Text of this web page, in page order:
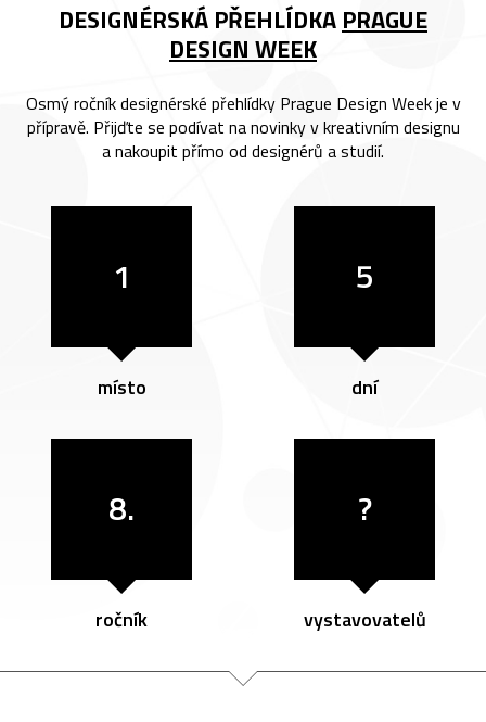
DESIGNÉRSKÁ PŘEHLÍDKA PRAGUE
DESIGN WEEK
Osmý ročník designérské přehlídky Prague Design Week je v
přípravě. Přijďte se podívat na novinky v kreativním designu
a nakoupit přímo od designérů a studií.
1
místo
5
dní
8.
ročník
?
vystavovatelů